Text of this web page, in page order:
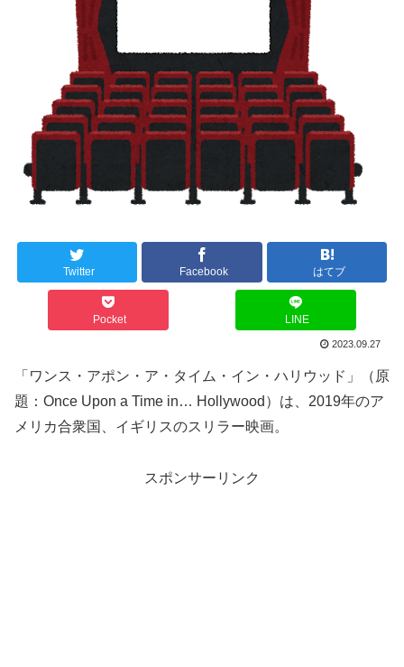
Twitter Facebook はてブ
Pocket LINE
2023.09.27
「ワンス・アポン・ア・タイム・イン・ハリウッド」（原
題：Once Upon a Time in… Hollywood）は、2019年のア
メリカ合衆国、イギリスのスリラー映画。
スポンサーリンク